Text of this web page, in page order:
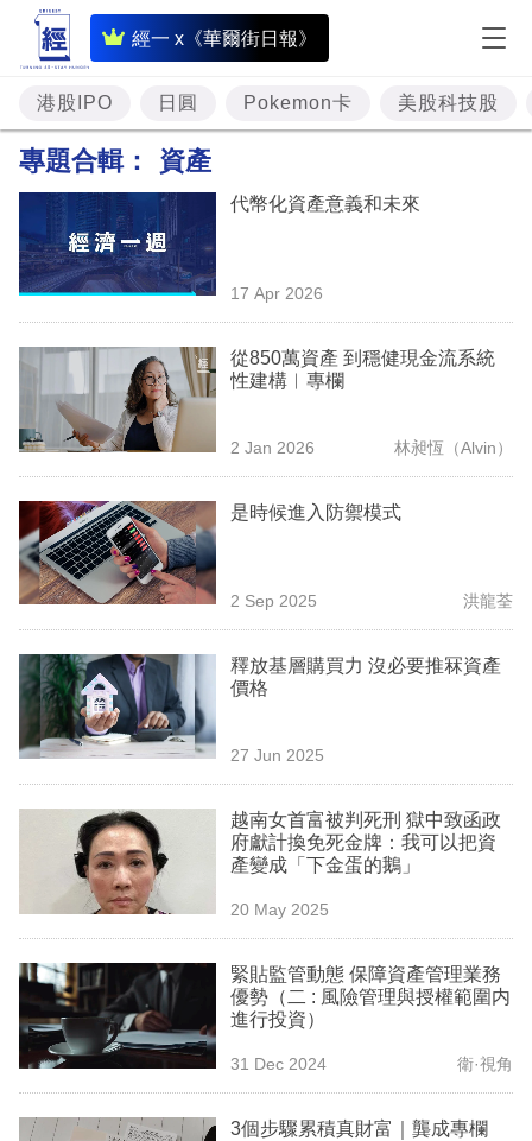
經一 x《華爾街日報》
即
時
財
經
題
投
資
樓
市
理
商
業
科
技
職
場
生
時
事
欄
訂
閱
區
港股IPO 日圓 Pokemon卡 美股科技股
專題合輯： 資產
代幣化資產意義和未來
17 Apr 2026
從850萬資產 到穩健現金流系統
性建構︳專欄
2 Jan 2026 林昶恆（Alvin）
是時候進入防禦模式
2 Sep 2025 洪龍荃
釋放基層購買力 沒必要推冧資產
價格
27 Jun 2025
越南女首富被判死刑 獄中致函政
府獻計換免死金牌：我可以把資
產變成「下金蛋的鵝」
20 May 2025
緊貼監管動態 保障資產管理業務
優勢（二 : 風險管理與授權範圍内
進行投資）
31 Dec 2024 衛·視角
3個步驟累積真財富｜龔成專欄